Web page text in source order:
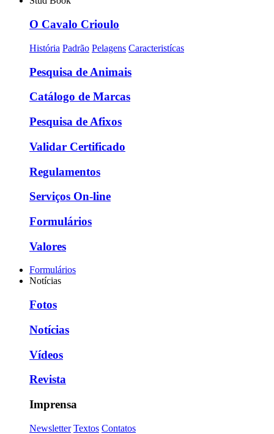
O Cavalo Crioulo
História Padrão Pelagens Caracteristícas
Pesquisa de Animais
Catálogo de Marcas
Pesquisa de Afixos
Validar Certificado
Regulamentos
Serviços On-line
Formulários
Valores
Formulários
Notícias
Fotos
Notícias
Vídeos
Revista
Imprensa
Newsletter Textos Contatos